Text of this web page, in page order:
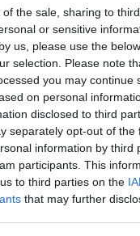
the sale, sharing to
or sensitive
us, please use the
selection. Please note
you may continue
on personal
disclosed to third
separately opt-out of the
information by third
participants. This
to third parties on the
that may further
népeinek
őket. Később
az eltáncolt
a szcenikus néptánc
alakult ki.
táncosokra
biztosítására
alakított. Az
maga
nagy hangsúlyt
s a lányok